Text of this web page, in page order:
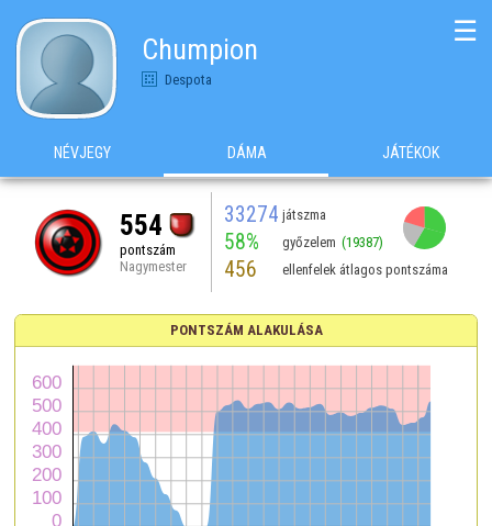
Chumpion
Despota
☰
NÉVJEGY DÁMA JÁTÉKOK
554
pontszám
Nagymester
33274 játszma
58% győzelem (19387)
456 ellenfelek átlagos pontszáma
PONTSZÁM ALAKULÁSA